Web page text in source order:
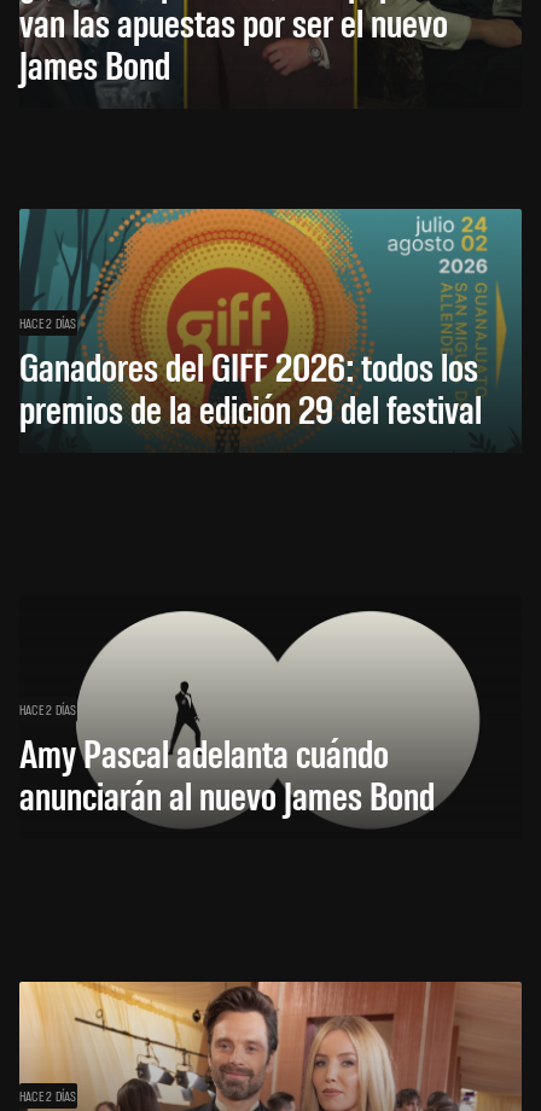
van las apuestas por ser el nuevo
James Bond
HACE 2 DÍAS
Ganadores del GIFF 2026: todos los
premios de la edición 29 del festival
HACE 2 DÍAS
Amy Pascal adelanta cuándo
anunciarán al nuevo James Bond
HACE 2 DÍAS